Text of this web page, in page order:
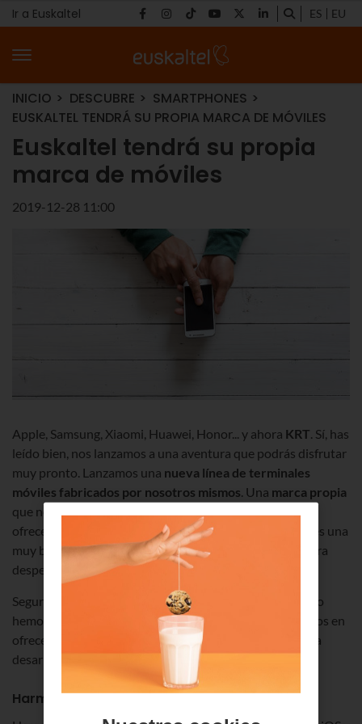
Ir a Euskaltel ES EU
INICIO DESCUBRE
SMARTPHONES
EUSKALTEL TENDRÁ SU PROPIA MARCA DE MÓVILES
Euskaltel tendrá su propia
marca de móviles
2019-12-28 11:00
Apple, Samsung, Xiaomi, Huawei, Honor... y ahora KRT. Sí, has
leído bien, nos lanzamos a una aventura que podrás disfrutar
muy pronto. Lanzamos una nueva línea de terminales
móviles fabricados por nosotros mismos. Una marca propia
que nos permite ampliar nuestra oferta de catálogo y
ofrecerte algo diferente y personalizado. Creemos que es una
muy buena noticia que queríamos compartir contigo para
despedir el año.
Seguro que te preguntarás qué tienen de especial. No, no
hemos descubierto la pólvora pero sí que somos pioneros en
ofrecer el
nuevo sistema operativo HarmonyOS
que ha
desarrollado Huawei.
HarmonyOS